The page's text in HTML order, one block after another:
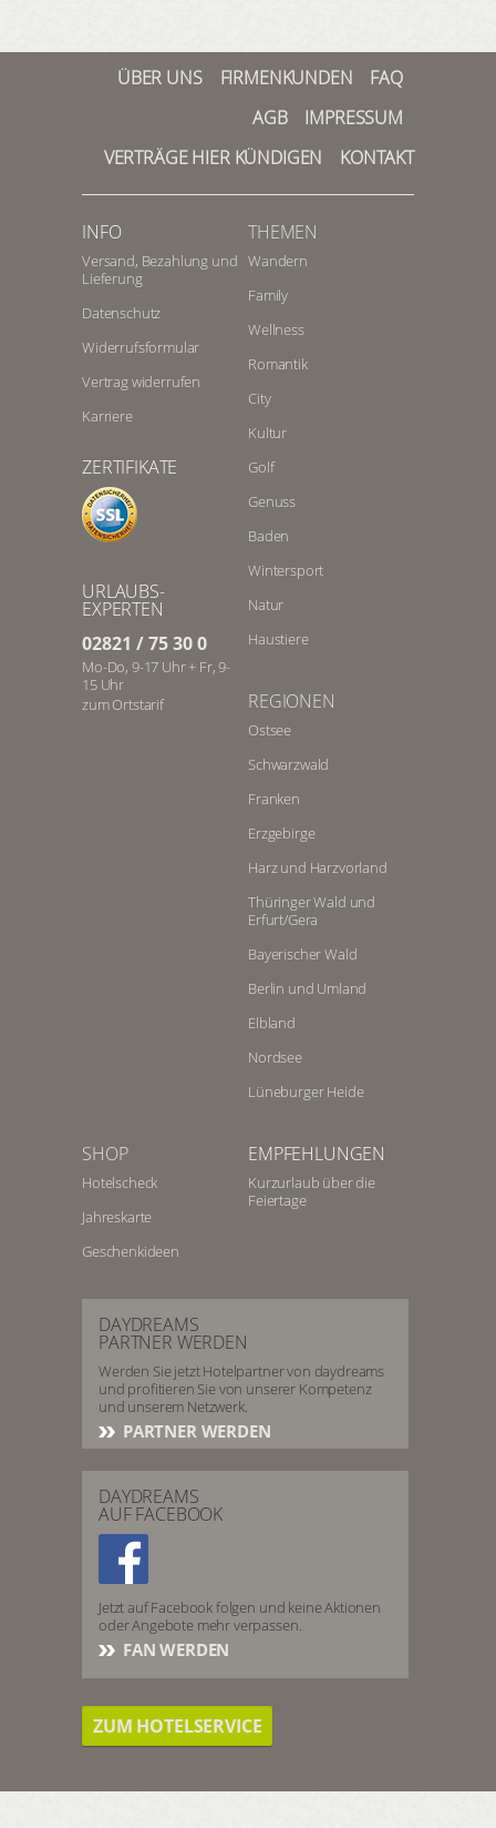
ÜBER UNS FIRMENKUNDEN
FAQ
AGB
IMPRESSUM
VERTRÄGE HIER KÜNDIGEN
KONTAKT
INFO
Versand, Bezahlung und
Lieferung
Datenschutz
Widerrufsformular
Vertrag widerrufen
Karriere
ZERTIFIKATE
URLAUBS-
EXPERTEN
02821 / 75 30 0
Mo-Do, 9-17 Uhr + Fr, 9-
15 Uhr
zum Ortstarif
THEMEN
Wandern
Family
Wellness
Romantik
City
Kultur
Golf
Genuss
Baden
Wintersport
Natur
Haustiere
REGIONEN
Ostsee
Schwarzwald
Franken
Erzgebirge
Harz und Harzvorland
Thüringer Wald und
Erfurt/Gera
Bayerischer Wald
Berlin und Umland
Elbland
Nordsee
Lüneburger Heide
SHOP
Hotelscheck
Jahreskarte
Geschenkideen
EMPFEHLUNGEN
Kurzurlaub über die
Feiertage
DAYDREAMS
PARTNER WERDEN
Werden Sie jetzt Hotelpartner von daydreams
und profitieren Sie von unserer Kompetenz
und unserem Netzwerk.
PARTNER WERDEN
DAYDREAMS
AUF FACEBOOK
Jetzt auf Facebook folgen und keine Aktionen
oder Angebote mehr verpassen.
FAN WERDEN
ZUM HOTELSERVICE